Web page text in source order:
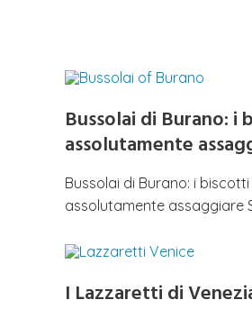
Bussolai di Burano: i
assolutamente
Bussolai di Burano: i
assolutamente assaggiare
I Lazzaretti di